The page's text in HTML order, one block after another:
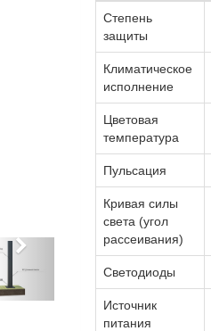
Степень
защиты
Климатическое
исполнение
Цветовая
температура
Пульсация
Кривая силы
света (угол
рассеивания)
Светодиоды
Источник
питания